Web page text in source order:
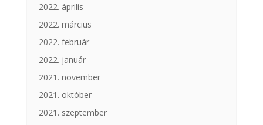
2022. április
2022. március
2022. február
2022. január
2021. november
2021. október
2021. szeptember